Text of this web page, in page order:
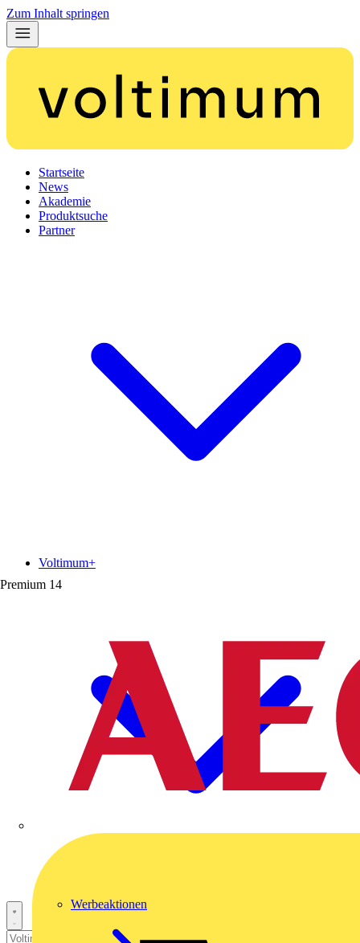
Zum Inhalt springen
Startseite
News
Akademie
Produktsuche
Partner
Premium 14
Voltimum+
Werbeaktionen